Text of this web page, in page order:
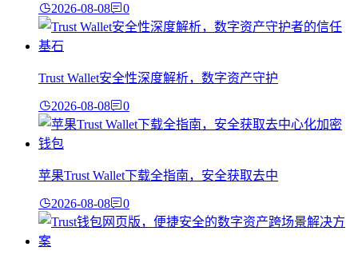
2026-08-08 0
Trust Wallet安全性深度解析，数字资产守护
2026-08-08 0
苹果Trust Wallet下载全指南，安全获取去中
2026-08-08 0